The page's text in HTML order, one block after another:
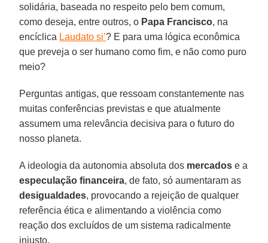
solidária, baseada no respeito pelo bem comum,
como deseja, entre outros, o Papa Francisco, na
encíclica Laudato si’? E para uma lógica econômica
que preveja o ser humano como fim, e não como puro
meio?
Perguntas antigas, que ressoam constantemente nas
muitas conferências previstas e que atualmente
assumem uma relevância decisiva para o futuro do
nosso planeta.
A ideologia da autonomia absoluta dos mercados e a
especulação financeira, de fato, só aumentaram as
desigualdades, provocando a rejeição de qualquer
referência ética e alimentando a violência como
reação dos excluídos de um sistema radicalmente
injusto.